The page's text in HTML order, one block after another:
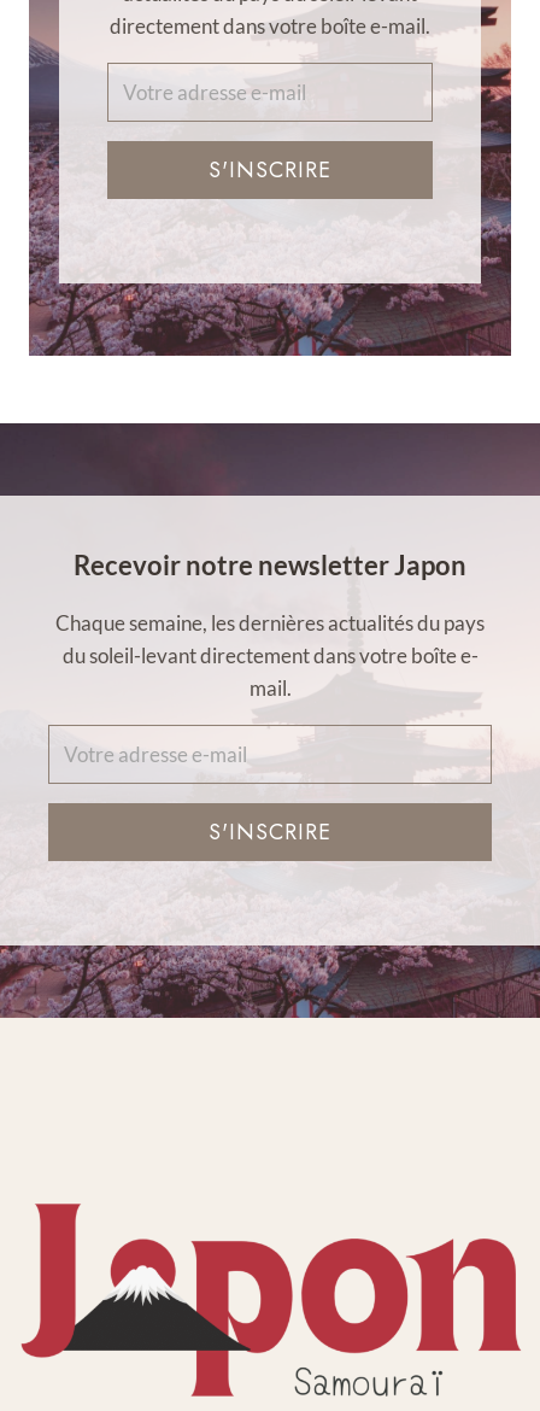
directement dans votre boîte e-mail.
S'INSCRIRE
Recevoir notre newsletter Japon
Chaque semaine, les dernières actualités du pays
du soleil-levant directement dans votre boîte e-
mail.
S'INSCRIRE